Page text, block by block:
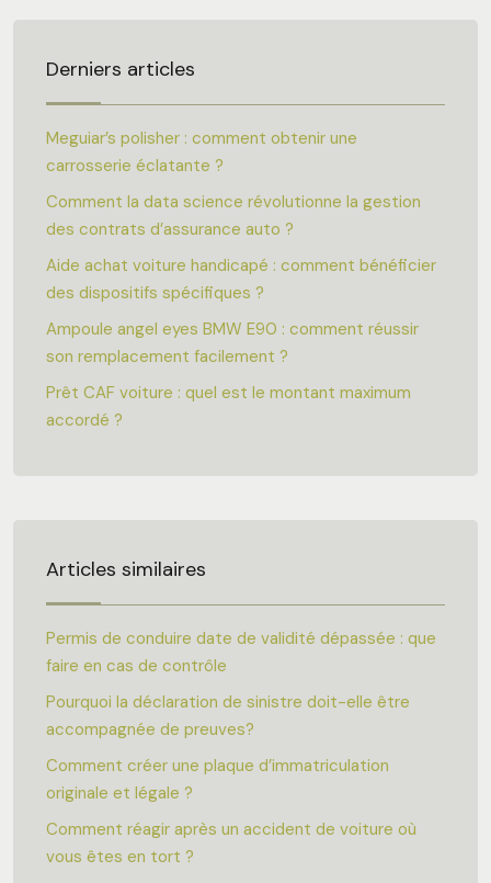
Derniers articles
Meguiar’s polisher : comment obtenir une
carrosserie éclatante ?
Comment la data science révolutionne la gestion
des contrats d’assurance auto ?
Aide achat voiture handicapé : comment bénéficier
des dispositifs spécifiques ?
Ampoule angel eyes BMW E90 : comment réussir
son remplacement facilement ?
Prêt CAF voiture : quel est le montant maximum
accordé ?
Articles similaires
Permis de conduire date de validité dépassée : que
faire en cas de contrôle
Pourquoi la déclaration de sinistre doit-elle être
accompagnée de preuves?
Comment créer une plaque d’immatriculation
originale et légale ?
Comment réagir après un accident de voiture où
vous êtes en tort ?